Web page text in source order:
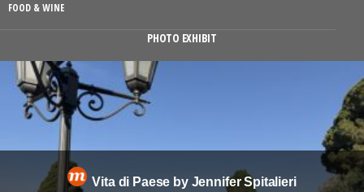
FOOD & WINE
PHOTO EXHIBIT
Vita di Paese by Jennifer Spitalieri